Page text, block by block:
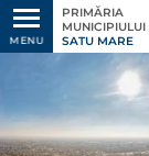
MENU
PRIMĂRIA
MUNICIPIULUI
SATU MARE